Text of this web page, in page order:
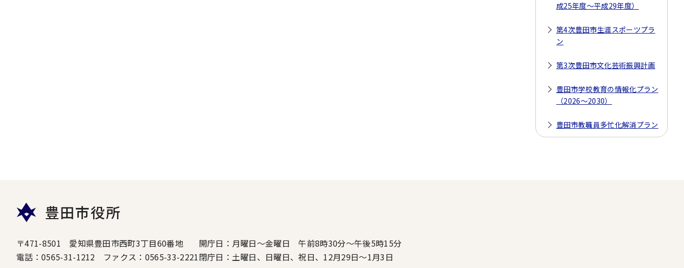
成25年度～平成29年度）
第4次豊田市生涯スポーツプラ
ン
第3次豊田市文化芸術振興計画
豊田市学校教育の情報化プラン
（2026～2030）
豊田市教職員多忙化解消プラン
豊田市役所
〒471-8501 愛知県豊田市西町3丁目60番地
電話：0565-31-1212 ファクス：0565-33-2221
開庁日：月曜日～金曜日 午前8時30分～午後5時15分
閉庁日：土曜日、日曜日、祝日、12月29日～1月3日